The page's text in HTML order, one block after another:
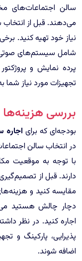
سالن اجتماعات‌های
می‌دهند. قبل از انتخاب
نیاز خود تهیه کنید.
شامل سیستم‌های صوتی
پرده نمایش و
تجهیزات مورد نیاز شما
بررسی هزینه‌ها
بودجه‌ای که برای اجاره
در انتخاب سالن
با توجه به موقعیت
دارند. قبل از
مقایسه کنید و
دچار چالش هستید می
اجاره کنید. در نظر
پذیرایی، پارکینگ و
اضافه شوند.